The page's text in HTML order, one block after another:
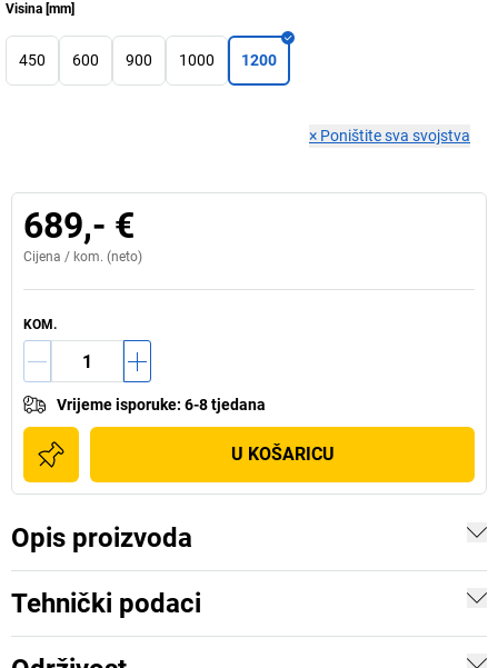
Visina [mm]
450 600 900 1000 1200
× Poništite sva svojstva
689,- €
Cijena / kom. (neto)
KOM.
Vrijeme isporuke: 6-8 tjedana
U KOŠARICU
Opis proizvoda
Tehnički podaci